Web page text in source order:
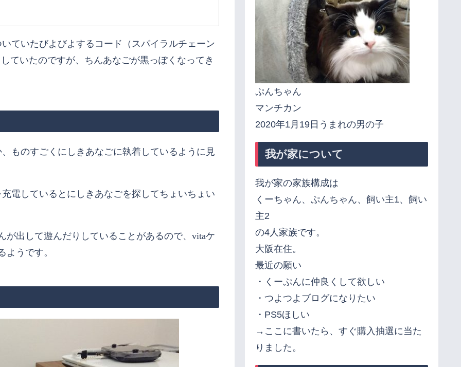
ていたびよびよするコード（スパイラルチェーン
ていたのですが、ちんあなごが黒っぽくなってき
ものすごくにしきあなごに執着しているように見
電しているとにしきあなごを探してちょいちょい
出して遊んだりしていることがあるので、vitaケ
うです。
ぷんちゃん
マンチカン
2020年1月19日うまれの男の子
我が家について
我が家の家族構成は
くーちゃん、ぷんちゃん、飼い主1、飼い
主2
の4人家族です。
大阪在住。
最近の願い
・くーぷんに仲良くして欲しい
・つよつよブログになりたい
・PS5ほしい
→ここに書いたら、すぐ購入抽選に当た
りました。